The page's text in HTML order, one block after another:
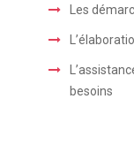
Les
besoins